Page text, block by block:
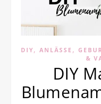
DIY, ANLÄSSE ,
&
DIY